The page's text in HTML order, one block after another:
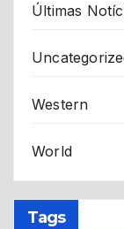
Últimas
Western
World
Tags